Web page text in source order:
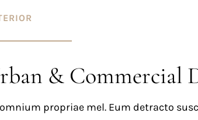
& Commercial
propriae mel. Eum detracto